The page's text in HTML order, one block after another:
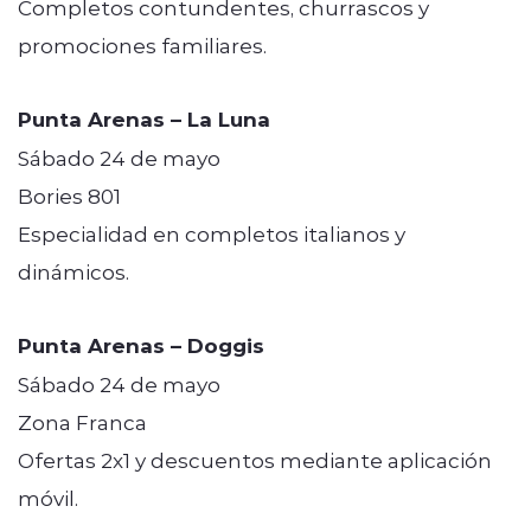
Completos contundentes, churrascos y
promociones familiares.
Punta Arenas – La Luna
Sábado 24 de mayo
Bories 801
Especialidad en completos italianos y
dinámicos.
Punta Arenas – Doggis
Sábado 24 de mayo
Zona Franca
Ofertas 2x1 y descuentos mediante aplicación
móvil.